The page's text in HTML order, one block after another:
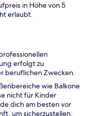
in Höhe von 5
erlaubt.
erfolgt zu
beruflichen Zwecken.
wie Balkone
nicht für Kinder
dich am besten vor
um sicherzustellen,